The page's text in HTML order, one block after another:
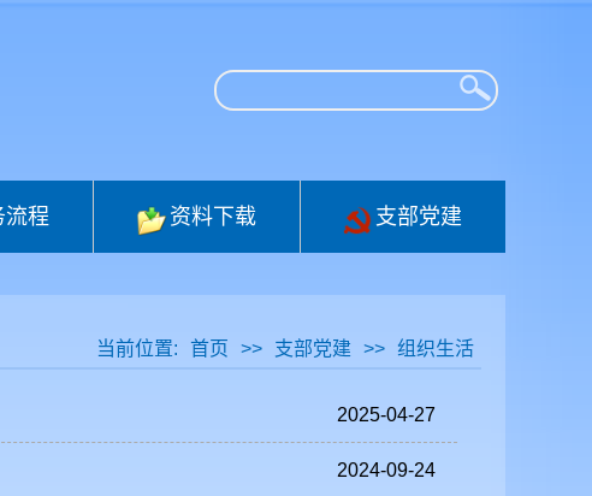
流程 资料下载 支部党建
当前位置: 首页 >> 支部党建 >> 组织生活
2025-04-27
2024-09-24